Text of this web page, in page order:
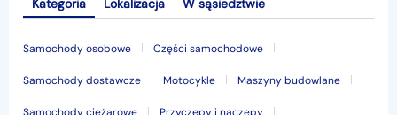
Samochody osobowe Części samochodowe
Samochody dostawcze Motocykle Maszyny budowlane
Samochody ciężarowe Przyczepy i naczepy